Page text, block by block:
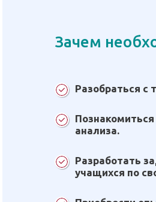
Зачем
Разобраться с
анализа.
Разработать
учащихся по